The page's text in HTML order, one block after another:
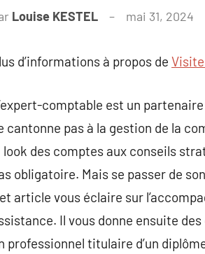
Louise KESTEL mai 31, 2024
d’informations à propos de
comptable est un
cantonne pas à la gestion de la
look des comptes aux conseils
obligatoire. Mais se passer de
article vous éclaire sur
Il vous donne ensuite
professionnel titulaire d’un